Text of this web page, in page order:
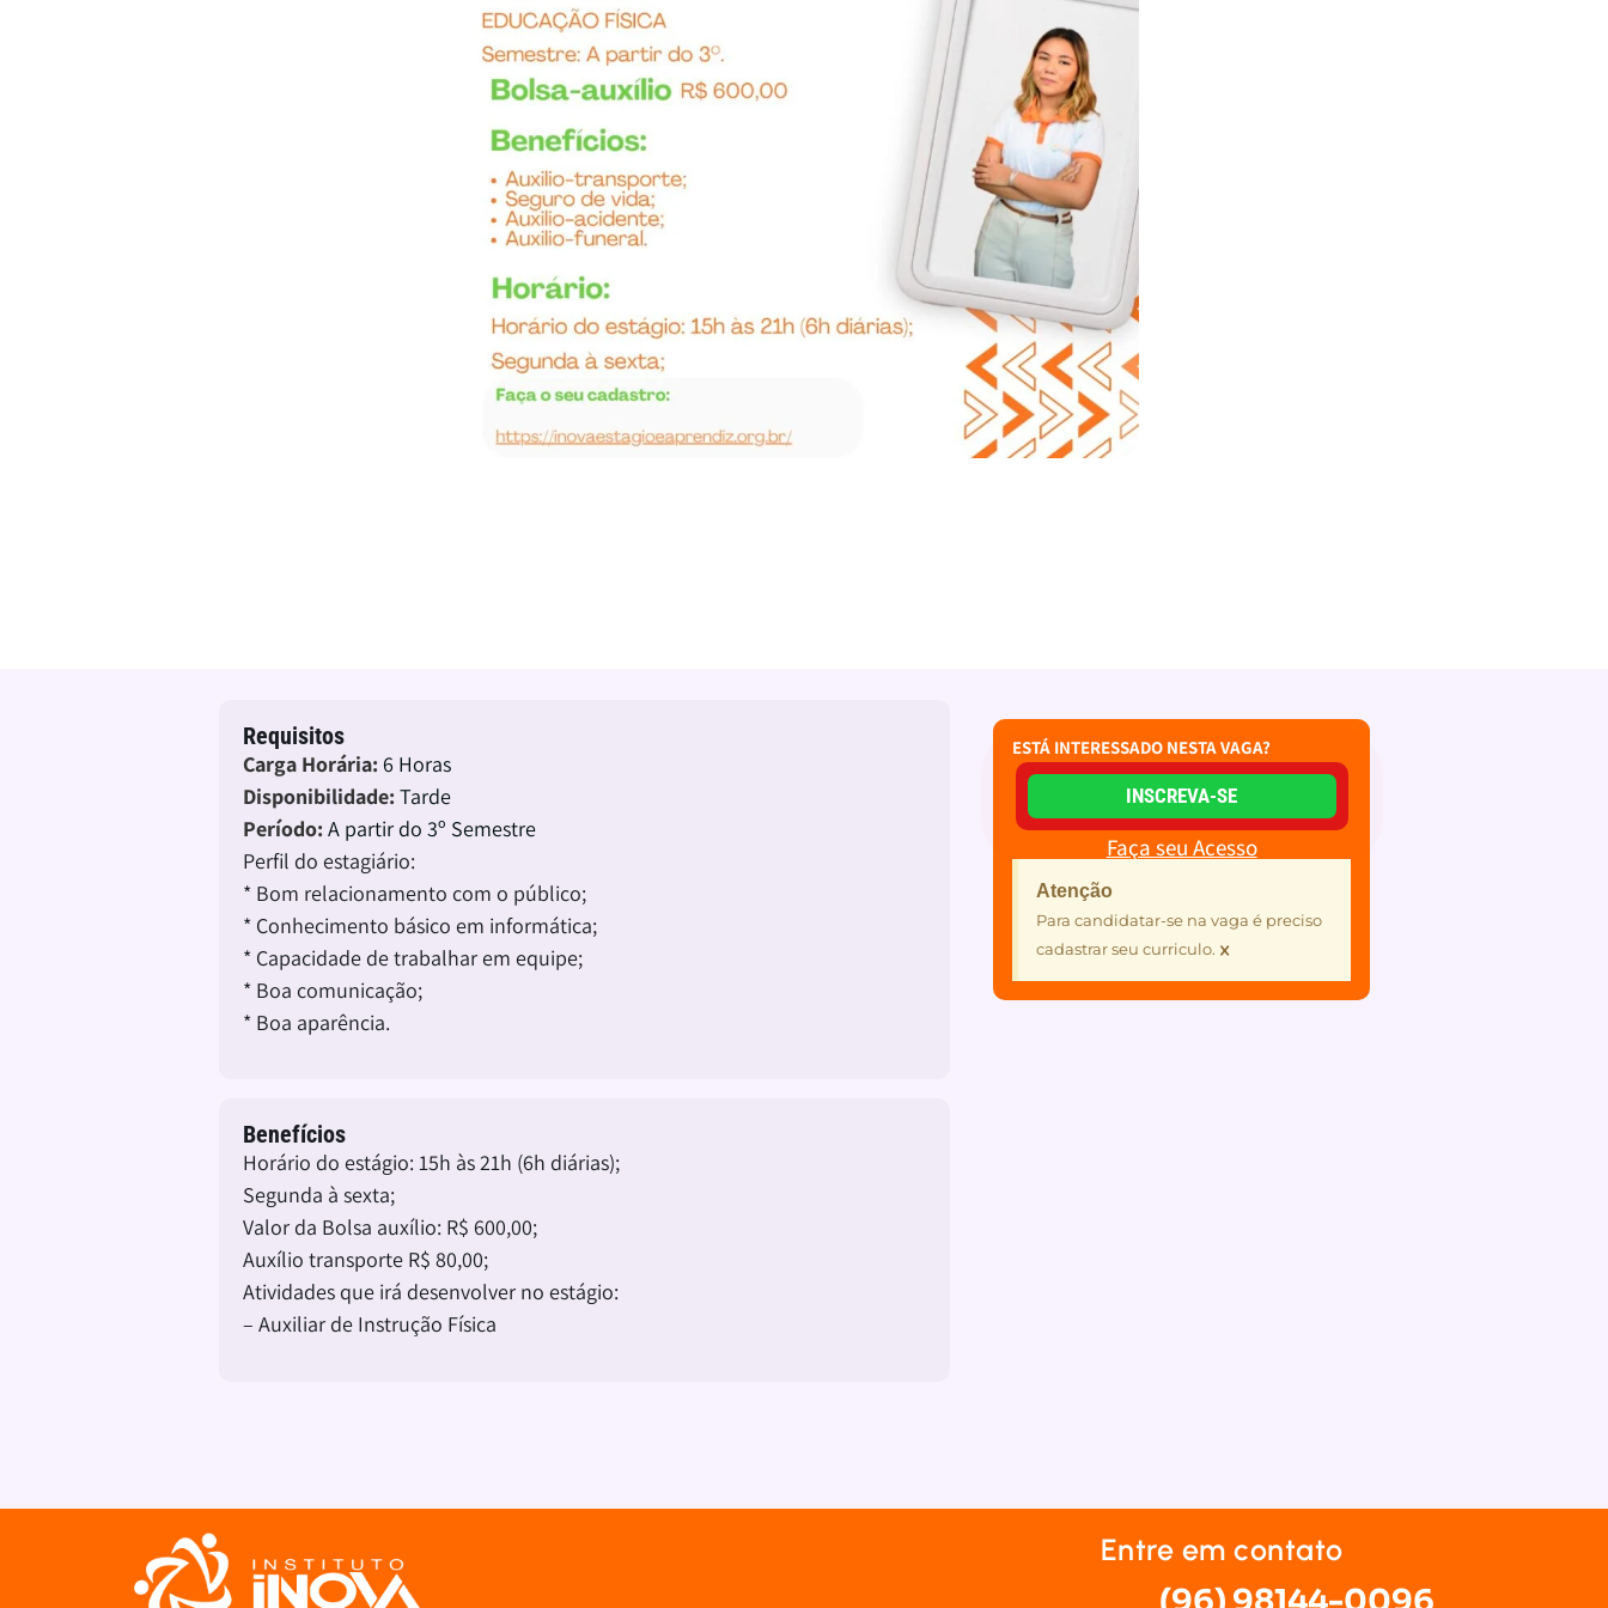
Requisitos
Carga Horária: 6 Horas
Disponibilidade: Tarde
Período: A partir do 3º Semestre
Perfil do estagiário:
* Bom relacionamento com o público;
* Conhecimento básico em informática;
* Capacidade de trabalhar em equipe;
* Boa comunicação;
* Boa aparência.
Benefícios
Horário do estágio: 15h às 21h (6h diárias);
Segunda à sexta;
Valor da Bolsa auxílio: R$ 600,00;
Auxílio transporte R$ 80,00;
Atividades que irá desenvolver no estágio:
– Auxiliar de Instrução Física
ESTÁ INTERESSADO NESTA VAGA?
INSCREVA-SE
Faça seu Acesso
Atenção
Para candidatar-se na vaga é preciso
cadastrar seu curriculo. ×
Entre em contato